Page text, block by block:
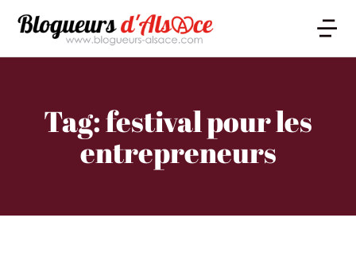
Tag: festival pour les
entrepreneurs